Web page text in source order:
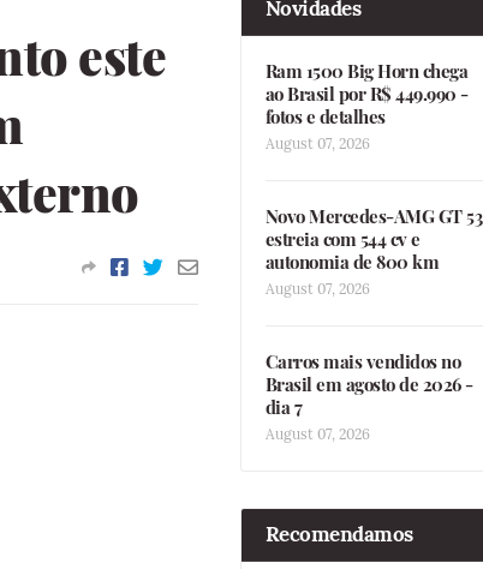
este
Novidades
Ram 1500 Big Horn chega
ao Brasil por R$ 449.990 -
fotos e detalhes
August 07, 2026
Novo Mercedes-AMG GT 53
estreia com 544 cv e
autonomia de 800 km
August 07, 2026
Carros mais vendidos no
Brasil em agosto de 2026 -
dia 7
August 07, 2026
Recomendamos